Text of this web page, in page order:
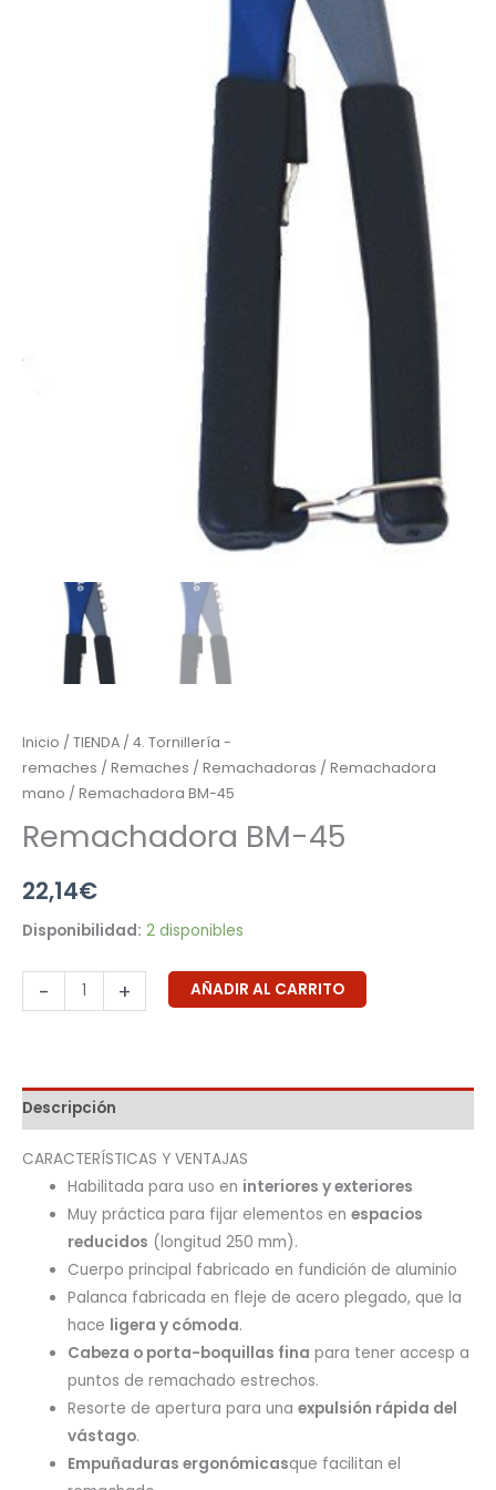
Inicio / TIENDA / 4. Tornillería -
remaches / Remaches / Remachadoras / Remachadora
mano / Remachadora BM-45
Remachadora BM-45
22,14€
Disponibilidad: 2 disponibles
- + AÑADIR AL CARRITO
Descripción
CARACTERÍSTICAS Y VENTAJAS
Habilitada para uso en interiores y exteriores
Muy práctica para fijar elementos enespacios
reducidos (longitud 250 mm).
Cuerpo principal fabricado en fundición de aluminio
Palanca fabricada en fleje de acero plegado, que la
hace ligera y cómoda.
Cabeza o porta-boquillas fina para tener accesp a
puntos de remachado estrechos.
Resorte de apertura para unaexpulsión rápida del
vástago.
Empuñaduras ergonómicasque facilitan el